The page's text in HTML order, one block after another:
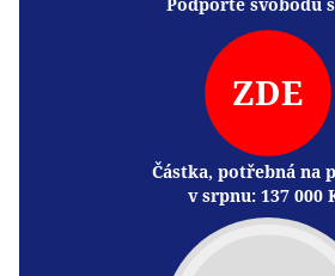
ZDE
Částka, potřebná na
v srpnu: 137 000